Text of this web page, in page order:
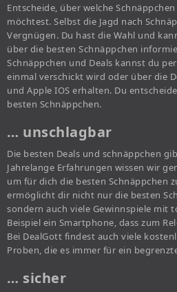
Entscheide, über welche
möchtest. Selbst die Jagd nach
Vergnügen. Du hast die Wahl und
über die besten Schnäppchen
Schnäppchen und Deals kannst du
einmal verschickt wird oder über die
und Apple IOS erhalten. Du
besten Schnäppchen.
… unschlagbar
Die besten Deals und schnäppchen
Jahrelange Erfahrungen wissen wir
um für dich die besten Schnäppchen
ermöglicht dir nicht nur die besten
sondern auch viele Gewinnspiele mit
Beispiel ein Smartphone, dass zum
Bei DealGott findest auch viele
Proben, die es immer für ein
… sicher